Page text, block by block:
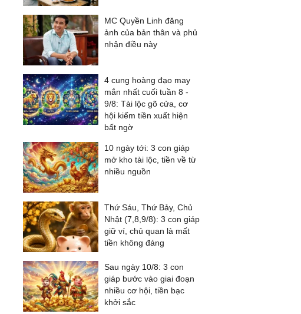
MC Quyền Linh đăng
ảnh của bản thân và phủ
nhận điều này
4 cung hoàng đạo may
mắn nhất cuối tuần 8 -
9/8: Tài lộc gõ cửa, cơ
hội kiếm tiền xuất hiện
bất ngờ
10 ngày tới: 3 con giáp
mở kho tài lộc, tiền về từ
nhiều nguồn
Thứ Sáu, Thứ Bảy, Chủ
Nhật (7,8,9/8): 3 con giáp
giữ ví, chủ quan là mất
tiền không đáng
Sau ngày 10/8: 3 con
giáp bước vào giai đoạn
nhiều cơ hội, tiền bạc
khởi sắc